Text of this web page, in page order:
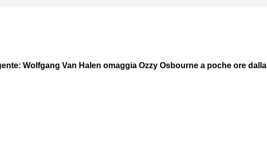
Wolfgang Van Halen omaggia Ozzy Osbourne a poche ore dalla